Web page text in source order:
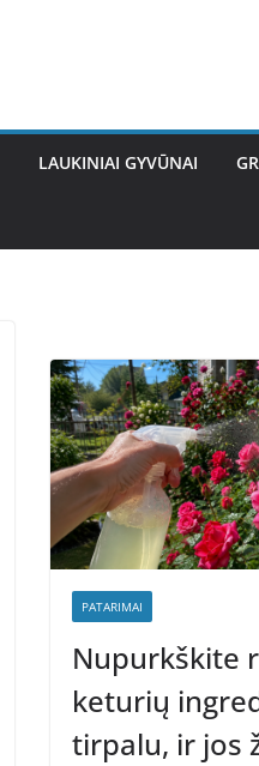
LAUKINIAI GYVŪNAI
PATARIMAI
Nupurkškite
keturių
tirpalu, ir jos